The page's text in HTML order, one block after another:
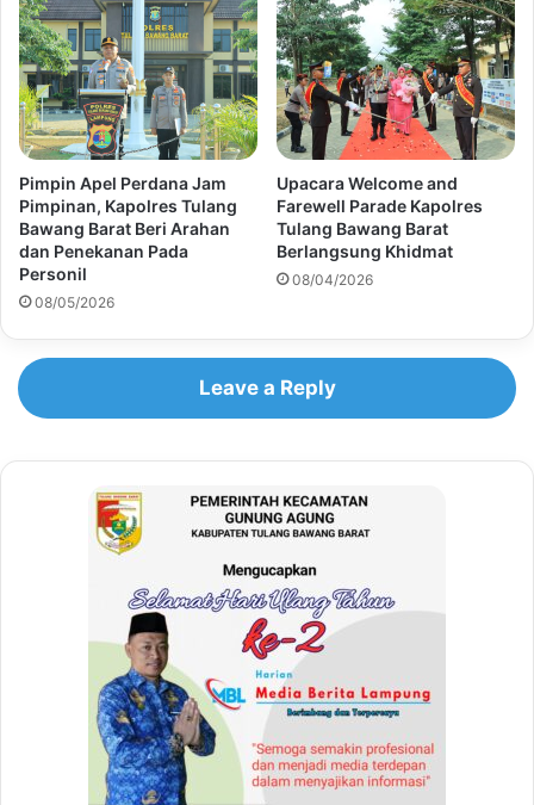
Pimpin Apel Perdana Jam
Pimpinan, Kapolres Tulang
Bawang Barat Beri Arahan
dan Penekanan Pada
Personil
08/05/2026
Upacara Welcome and
Farewell Parade Kapolres
Tulang Bawang Barat
Berlangsung Khidmat
08/04/2026
Leave a Reply